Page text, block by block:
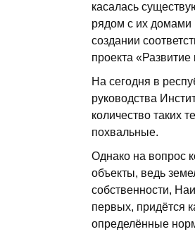
касалась
рядом с их домами
создании
проекта
На сегодня в
руководства
количество таких
похвальные.
Однако на вопрос
объекты, ведь
собственности,
первых, придётся
определённые